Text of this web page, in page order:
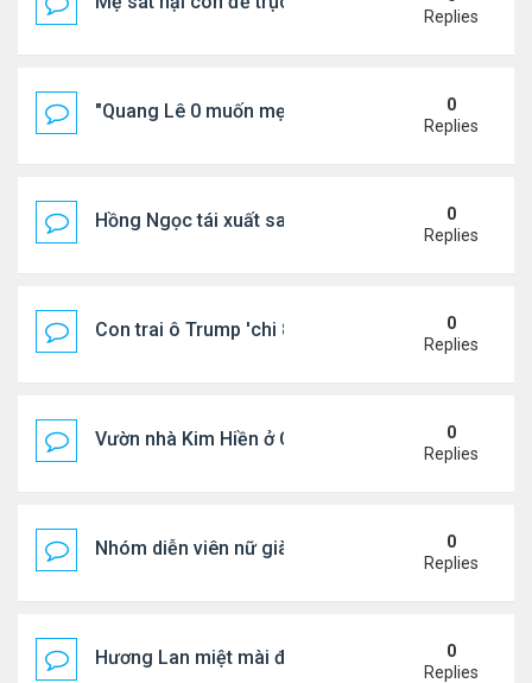
Replies
"Quang Lê 0 muốn mẹ thua kém người khác"
0
Replies
Hồng Ngọc tái xuất sau nhiều năm ở ẩn
0
Replies
Con trai ô Trump 'chi 8.5 triệu để xóa ràng buộc
0
Replies
Vườn nhà Kim Hiền ở California
0
Replies
Nhóm diễn viên nữ giàu nhất thế giới
0
Replies
Hương Lan miệt mài đi hát ở tuổi 70
0
Replies